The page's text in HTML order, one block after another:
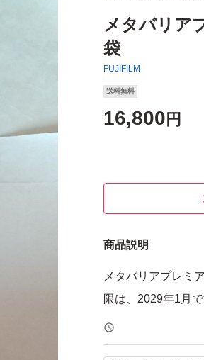
メタバリア
袋
FUJIFILM
送料無料
16,800 円
商品説明
メタバリアプレミ
限は、2029年1月で